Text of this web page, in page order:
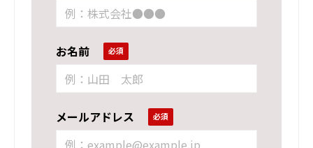
お名前
メールアドレス